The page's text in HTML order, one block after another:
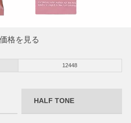
格を見る
12448
HALF TONE